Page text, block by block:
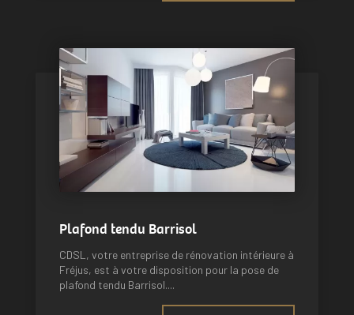
Plafond tendu Barrisol
CDSL, votre entreprise de rénovation intérieure à
Fréjus, est à votre disposition pour la pose de
plafond tendu Barrisol....